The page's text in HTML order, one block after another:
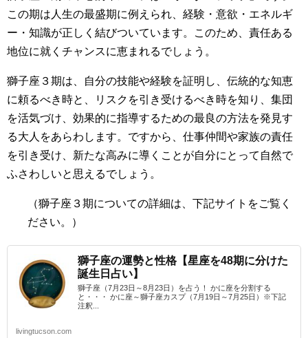
この期は人生の最盛期に例えられ、経験・意欲・エネルギ
ー・知識が正しく結びついています。このため、責任ある
地位に就くチャンスに恵まれるでしょう。
獅子座３期は、自分の技能や経験を証明し、伝統的な知恵
に頼るべき時と、リスクを引き受けるべき時を知り、集団
を活気づけ、効果的に指導するための最良の方法を発見す
る大人をあらわします。ですから、仕事仲間や家族の責任
を引き受け、新たな高みに導くことが自分にとって自然で
ふさわしいと思えるでしょう。
（獅子座３期についての詳細は、下記サイトをご覧く
ださい。）
獅子座の運勢と性格【星座を48期に分けた
誕生日占い】
獅子座（7月23日～8月23日）を占う！ かに座を分割する
と・・・ かに座～獅子座カスプ（7月19日～7月25日）※下記
注釈...
livingtucson.com